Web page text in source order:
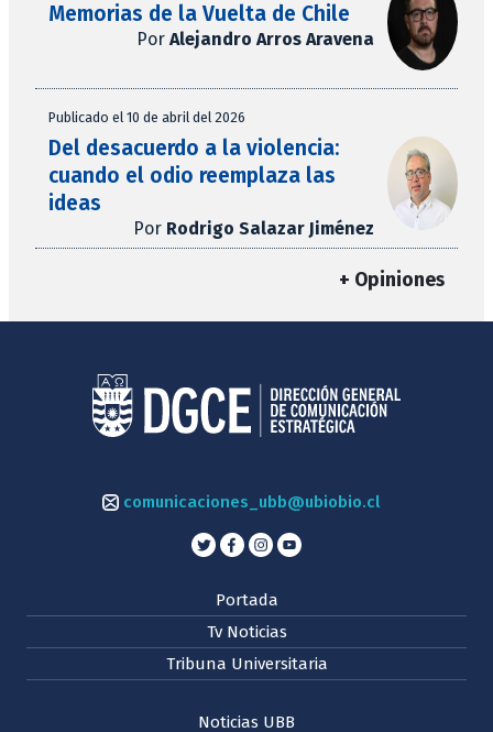
Memorias de la Vuelta de Chile
Por Alejandro Arros Aravena
Publicado el 10 de abril del 2026
Del desacuerdo a la violencia:
cuando el odio reemplaza las
ideas
Por Rodrigo Salazar Jiménez
+ Opiniones
comunicaciones_ubb@ubiobio.cl
Portada
Tv Noticias
Tribuna Universitaria
Noticias UBB